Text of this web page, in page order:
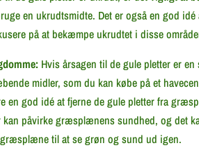
en ukrudtsmidte. Det er også en god
på at bekæmpe ukrudtet i disse
Hvis årsagen til de gule pletter er
midler, som du kan købe på et
en god idé at fjerne de gule pletter fra
kan påvirke græsplænens sundhed, og
til at se grøn og sund ud igen.